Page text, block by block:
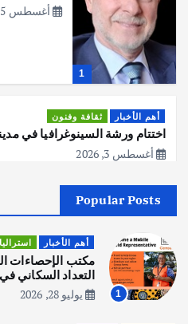
1
أغسطس 5, 2026
أهم الأخبار ثقافة وفنون
اختتام ورشة السينوغرافيا في
أغسطس 3, 2026
2
اصبح بطلاً
يوليو 30, 2026
Popular Posts
1
أهم الأخبار استراليا
التعداد السكاني في11 من الشهر المقبل
يوليو 28, 2026